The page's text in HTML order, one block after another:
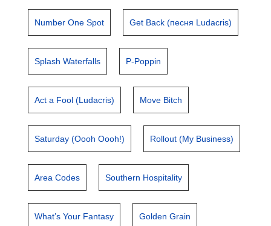
Number One Spot Get Back (песня Ludacris)
Splash Waterfalls P-Poppin
Act a Fool (Ludacris) Move Bitch
Saturday (Oooh Oooh!) Rollout (My Business)
Area Codes Southern Hospitality
What’s Your Fantasy Golden Grain